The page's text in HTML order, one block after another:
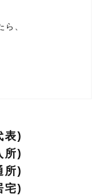
、
表)
所)
所)
宅)